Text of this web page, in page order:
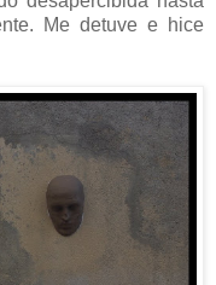
Me detuve e hice